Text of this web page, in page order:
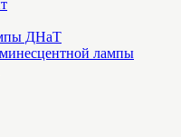
ДНаТ
лампы